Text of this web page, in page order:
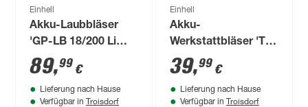
Einhell
Akku-Laubbläser
'GP-LB 18/200 Li
GK-Solo' Power X-
Change ohne Akku
und Ladegerät
89,99 €
Lieferung nach Hause
Verfügbar in Troisdorf
Einhell
Akku-
Werkstattbläser 'TE-
CB 18/180 Li-Solo'
ohne Akku und
Ladegerät
39,99 €
Lieferung nach Hause
Verfügbar in Troisdorf